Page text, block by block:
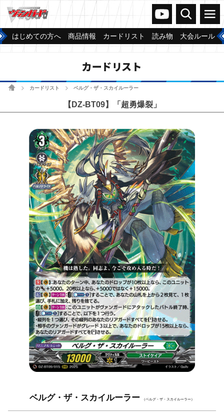
ヴァンガードch
検索 メニュー
はじめての方へ 商品情報 カードリスト 読み物 大会ルール
カードリスト
ホームカードリスト ベルグ・ザ・スカイルーラー
【DZ-BT09】「超勇爆裂」
ベルグ・ザ・スカイルーラー （ベルグ・ザ・スカイルーラー）